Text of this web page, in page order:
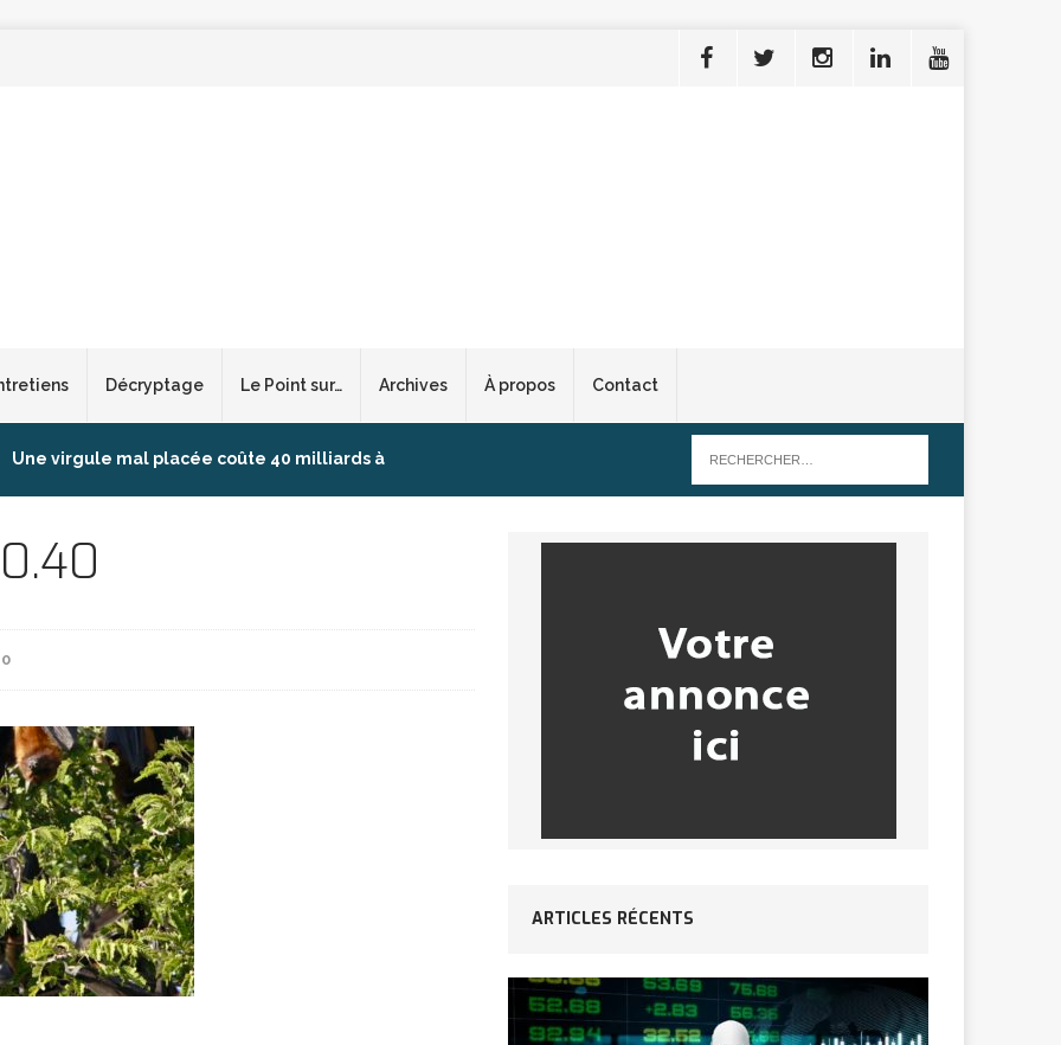
Décryptage Le Point sur… Archives À propos Contact
Une virgule mal placée coûte 40 milliards à
Et si le temps n’existait pas ?
Le régime méditerranéen : un bouclier contre
femmes ARTICLES RÉÇENTS
Énergie solaire : l’Afrique passe de la pénurie à
0
ARTICLES RÉCENTS